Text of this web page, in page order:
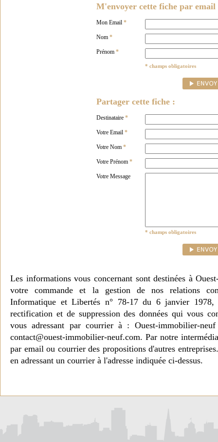
M'envoyer cette fiche par email
Mon Email *
Nom *
Prénom *
* champs obligatoires
Partager cette fiche :
Destinataire *
Votre Email *
Votre Nom *
Votre Prénom *
Votre Message
* champs obligatoires
Les informations vous concernant sont destinées à
votre commande et la gestion de nos relations
Informatique et Libertés n° 78-17 du 6 janvier 1978,
rectification et de suppression des données qui vous
vous adressant par courrier à : Ouest-immobilier-
contact@ouest-immobilier-neuf.com. Par notre
par email ou courrier des propositions d'autres
en adressant un courrier à l'adresse indiquée ci-dessus.